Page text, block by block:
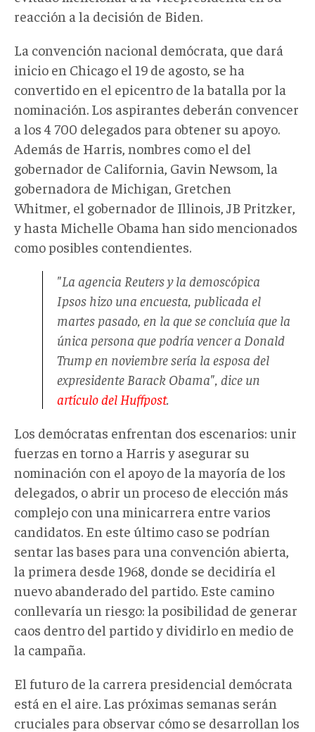
reacción a la decisión de Biden.
La convención nacional demócrata, que dará
inicio en Chicago el 19 de agosto, se ha
convertido en el epicentro de la batalla por la
nominación. Los aspirantes deberán convencer
a los 4 700 delegados para obtener su apoyo.
Además de Harris, nombres como el del
gobernador de California, Gavin Newsom, la
gobernadora de Michigan, Gretchen
Whitmer, el gobernador de Illinois, JB Pritzker,
y hasta Michelle Obama han sido mencionados
como posibles contendientes.
"La agencia Reuters y la demoscópica
Ipsos hizo una encuesta, publicada el
martes pasado, en la que se concluía que la
única persona que podría vencer a Donald
Trump en noviembre sería la esposa del
expresidente Barack Obama", dice un
artículo del Huffpost.
Los demócratas enfrentan dos escenarios: unir
fuerzas en torno a Harris y asegurar su
nominación con el apoyo de la mayoría de los
delegados, o abrir un proceso de elección más
complejo con una minicarrera entre varios
candidatos. En este último caso se podrían
sentar las bases para una convención abierta,
la primera desde 1968, donde se decidiría el
nuevo abanderado del partido. Este camino
conllevaría un riesgo: la posibilidad de generar
caos dentro del partido y dividirlo en medio de
la campaña.
El futuro de la carrera presidencial demócrata
está en el aire. Las próximas semanas serán
cruciales para observar cómo se desarrollan los